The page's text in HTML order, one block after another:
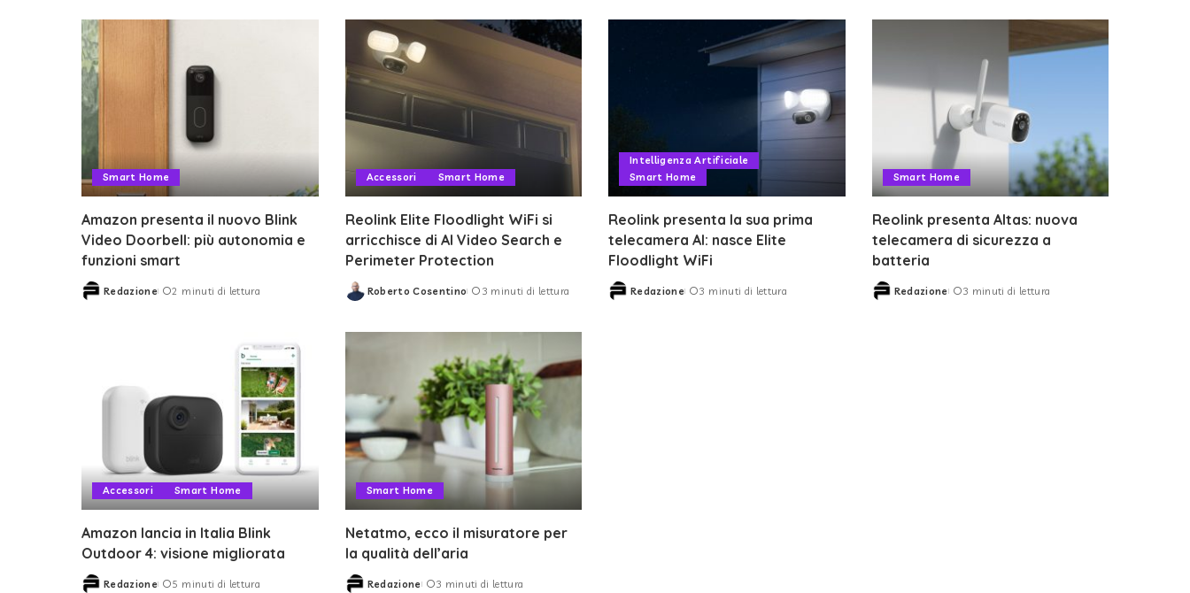
Smart Home
Amazon presenta il nuovo Blink
Video Doorbell: più autonomia e
funzioni smart
Posted
Redazione 2 minuti di lettura
Accessori Smart Home
Reolink Elite Floodlight WiFi si
arricchisce di AI Video Search e
Perimeter Protection
Posted
Roberto Cosentino 3 minuti di lettura
Intelligenza Artificiale
Smart Home
Reolink presenta la sua prima
telecamera AI: nasce Elite
Floodlight WiFi
Posted
Redazione 3 minuti di lettura
Smart Home
Reolink presenta Altas: nuova
telecamera di sicurezza a
batteria
Posted
Redazione 3 minuti di lettura
Accessori Smart Home
Amazon lancia in Italia Blink
Outdoor 4: visione migliorata
Redazione 5 minuti di lettura
Smart Home
Netatmo, ecco il misuratore per
la qualità dell’aria
Redazione 3 minuti di lettura